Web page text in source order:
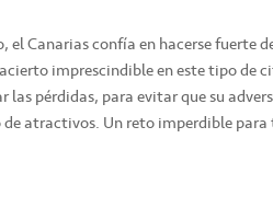
el Canarias confía en hacerse fuerte
imprescindible en este tipo de
las pérdidas, para evitar que su
atractivos. Un reto imperdible